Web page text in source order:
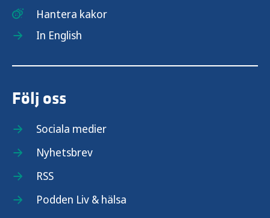
Hantera kakor
In English
Följ oss
Sociala medier
Nyhetsbrev
RSS
Podden Liv & hälsa